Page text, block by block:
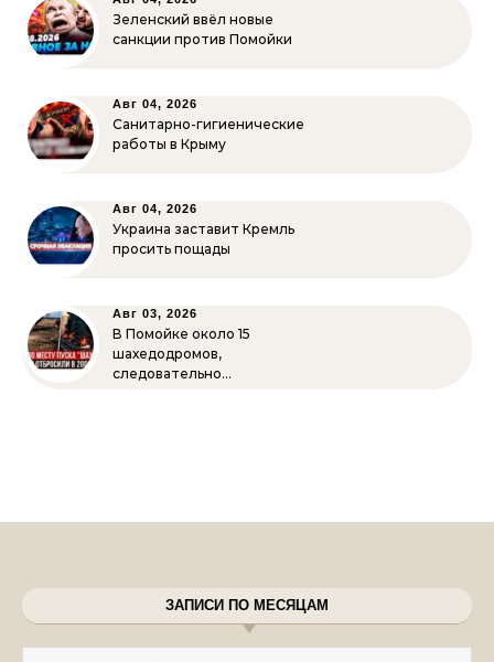
Зеленский ввёл новые
санкции против Помойки
Авг 04, 2026
Санитарно-гигиенические
работы в Крыму
Авг 04, 2026
Украина заставит Кремль
просить пощады
Авг 03, 2026
В Помойке около 15
шахедодромов,
следовательно…
ЗАПИСИ ПО МЕСЯЦАМ